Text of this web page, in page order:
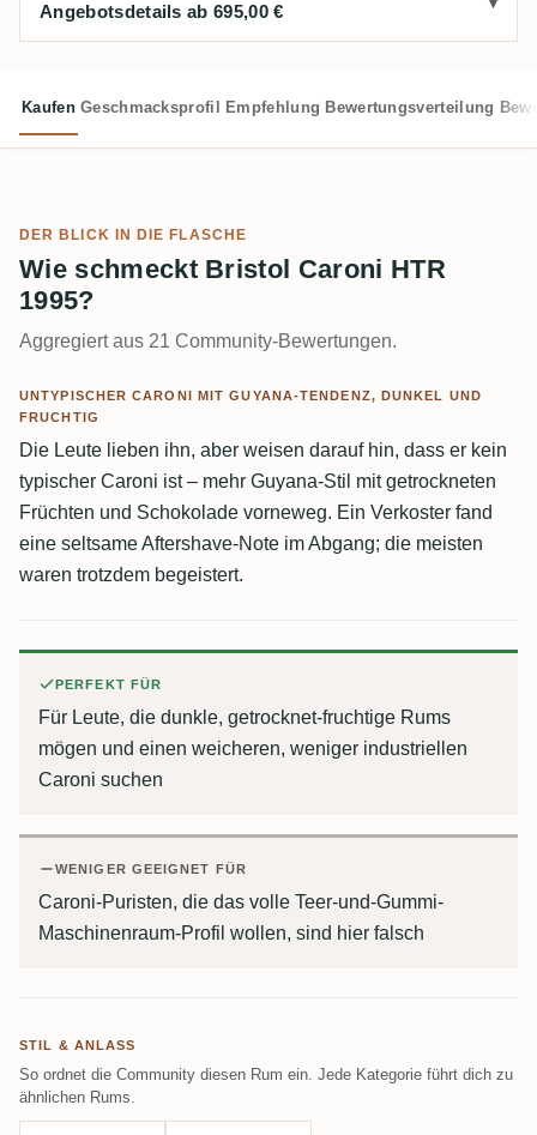
Angebotsdetails ab 695,00 €
Kaufen Geschmacksprofil Empfehlung Bewertungsverteilung
DER BLICK IN DIE FLASCHE
Wie schmeckt Bristol Caroni HTR
1995?
Aggregiert aus 21 Community-Bewertungen.
UNTYPISCHER CARONI MIT GUYANA-TENDENZ, DUNKEL UND
FRUCHTIG
Die Leute lieben ihn, aber weisen darauf hin, dass er kein
typischer Caroni ist – mehr Guyana-Stil mit getrockneten
Früchten und Schokolade vorneweg. Ein Verkoster fand
eine seltsame Aftershave-Note im Abgang; die meisten
waren trotzdem begeistert.
PERFEKT FÜR
Für Leute, die dunkle, getrocknet-fruchtige Rums
mögen und einen weicheren, weniger industriellen
Caroni suchen
WENIGER GEEIGNET FÜR
Caroni-Puristen, die das volle Teer-und-Gummi-
Maschinenraum-Profil wollen, sind hier falsch
STIL & ANLASS
So ordnet die Community diesen Rum ein. Jede Kategorie führt dich zu
ähnlichen Rums.